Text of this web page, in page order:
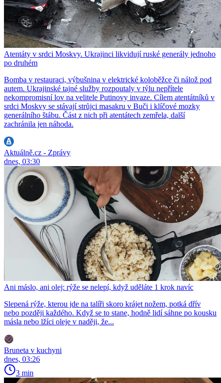
Atentáty v srdci Moskvy. Ukrajinci likvidují ruské generály jednoho
po druhém
Bomba v restauraci, výbušnina v elektrické koloběžce či nálož pod
autem. Ukrajinské tajné služby rozpoutaly v týlu nepřítele
nekompromisní lov na velitele Putinovy invaze. Cílem atentátníků v
srdci Moskvy se stávají strůjci masakru v Buči i klíčové mozky
generálního štábu. Část z nich při atentátech zemřela, další
zachránila jen náhoda.
Aktuálně.cz - Zprávy
dnes, 03:30
Ani máslo, ani olej: rýže se nelepí, když uděláte 1 krok navíc
Slepená rýže, kterou jde na talíři skoro krájet nožem, potká dřív
nebo později každého. Když se to stane, hodně lidí sáhne po kousku
másla nebo lžíci oleje v naději, že...
Bruneta v kuchyni
dnes, 03:26
3 min